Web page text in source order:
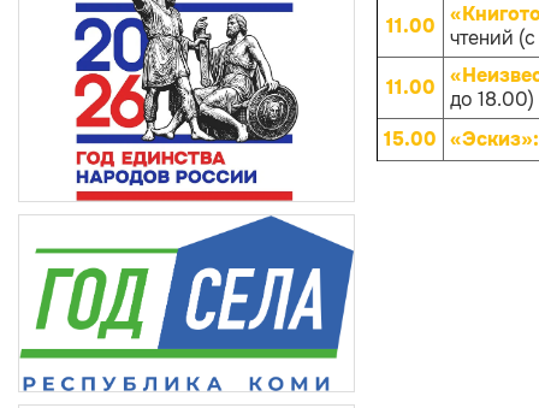
11.00
чтений
11.00
до 18.00)
15.00